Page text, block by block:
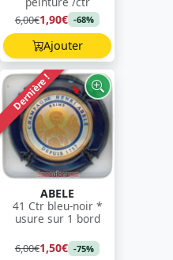
6,00€1,90€ -68%
Ajouter
Dernière !
ABELE
41 Ctr bleu-noir *
usure sur 1 bord
6,00€1,50€ -75%